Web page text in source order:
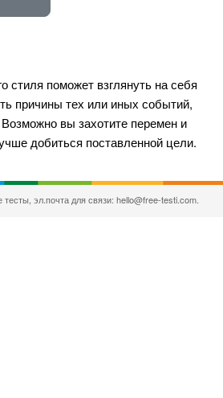
стиля поможет взглянуть на себя
причины тех или иных событий,
вы захотите перемен и
добиться поставленной цели.
эл.почта для связи: hello@free-testi.com.